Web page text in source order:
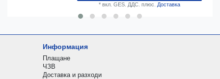
* вкл. GES. ДДС. плюс. Доставка
Информация
Плащане
ЧЗВ
Доставка и разходи